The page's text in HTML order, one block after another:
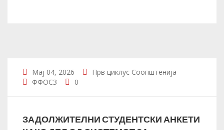
Мај 04, 2026 Прв циклус Соопштенија
ФФОСЗ
0
ЗАДОЛЖИТЕЛНИ СТУДЕНТСКИ АНКЕТИ